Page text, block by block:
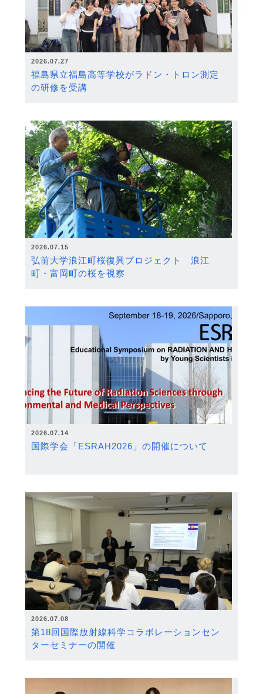
2026.07.27
福島県立福島高等学校がラドン・トロン測定
の研修を受講
2026.07.15
弘前大学浪江町桜復興プロジェクト 浪江
町・富岡町の桜を視察
2026.07.14
国際学会「ESRAH2026」の開催について
2026.07.08
第18回国際放射線科学コラボレーションセン
ターセミナーの開催